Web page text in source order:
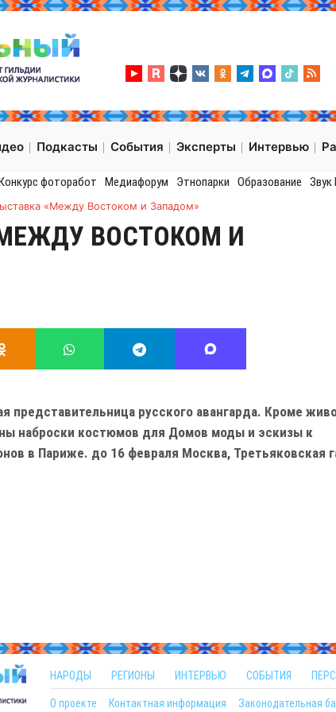
Подкасты События Эксперты Интервью
фоторабот Медиафорум Этнопарки Образование Звук
«Между Востоком и Западом»
ВОСТОКОМ И
представительница русского авангарда. Кроме
наброски костюмов для Домов моды и эскизы к
в Париже. до 16 февраля Москва, Третьяковская
НАРОДЫ РЕГИОНЫ ИНТЕРВЬЮ СОБЫТИЯ
О проекте Контактная информация Законодательная